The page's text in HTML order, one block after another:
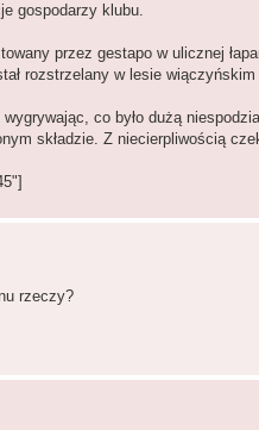
gospodarzy klubu.
przez gestapo w ulicznej
rozstrzelany w lesie wiączyńskim
co było dużą
składzie. Z niecierpliwością
rzeczy?